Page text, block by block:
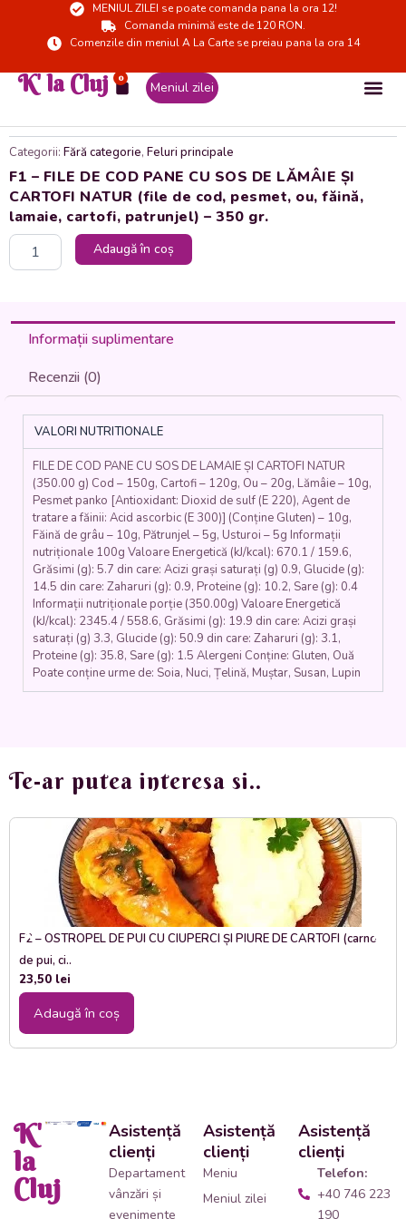
MENIUL ZILEI se poate comanda pana la ora 12!
Comanda minimă este de 120 RON.
Comenzile din meniul A La Carte se preiau pana la ora 14
K' la Cluj 0
Cart Meniul zilei
Categorii: Fără categorie, Feluri principale
F1 – FILE DE COD PANE CU SOS DE LĂMÂIE ȘI
CARTOFI NATUR (file de cod, pesmet, ou, făină,
lamaie, cartofi, patrunjel) – 350 gr.
Cantitate
COD
SOS
LĂMÂIE
CARTOFI
NATUR
cod,
pesmet,
făină,
lamaie,
cartofi,
patrunjel)
gr.
Adaugă în coș
Informații suplimentare
Recenzii (0)
VALORI NUTRITIONALE
FILE DE COD PANE CU SOS DE LAMAIE ȘI CARTOFI NATUR
(350.00 g) Cod – 150g, Cartofi – 120g, Ou – 20g, Lămâie – 10g,
Pesmet panko [Antioxidant: Dioxid de sulf (E 220), Agent de
tratare a făinii: Acid ascorbic (E 300)] (Conține Gluten) – 10g,
Făină de grâu – 10g, Pătrunjel – 5g, Usturoi – 5g Informații
nutriționale 100g Valoare Energetică (kJ/kcal): 670.1 / 159.6,
Grăsimi (g): 5.7 din care: Acizi grași saturați (g) 0.9, Glucide (g):
14.5 din care: Zaharuri (g): 0.9, Proteine (g): 10.2, Sare (g): 0.4
Informații nutriționale porție (350.00g) Valoare Energetică
(kJ/kcal): 2345.4 / 558.6, Grăsimi (g): 19.9 din care: Acizi grași
saturați (g) 3.3, Glucide (g): 50.9 din care: Zaharuri (g): 3.1,
Proteine (g): 35.8, Sare (g): 1.5 Alergeni Conține: Gluten, Ouă
Poate conține urme de: Soia, Nuci, Țelină, Muștar, Susan, Lupin
Te-ar putea interesa si..
F2 – OSTROPEL DE PUI CU CIUPERCI ȘI PIURE DE CARTOFI (carne
de pui, ci..
23,50 lei
Adaugă în coș
K'
la
Cluj
Asistență
clienți
Departament
vânzări și
evenimente
Asistență
clienți
Meniu
Meniul zilei
Asistență
clienți
Telefon:
+40 746 223
190